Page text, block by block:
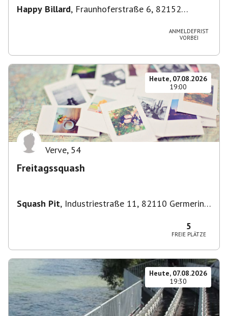
Happy Billard, Fraunhoferstraße 6, 82152
ANMELDEFRIST
VORBEI
Heute, 07.08.2026
19:00
Verve, 54
Freitagssquash
Squash Pit, Industriestraße 11, 82110 Germering,
5
FREIE PLÄTZE
Heute, 07.08.2026
19:30